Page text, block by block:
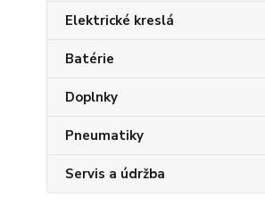
Elektrické kreslá
Batérie
Doplnky
Pneumatiky
Servis a údržba